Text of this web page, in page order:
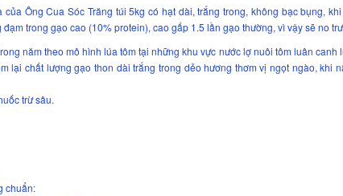
Ông Cua Sóc Trăng túi 5kg có hạt dài, trắng trong, không bạc bụng,
trong gạo cao (10% protein), cao gấp 1.5 lần gạo thường, vì vậy sẽ no
năm theo mô hình lúa tôm tại những khu vực nước lợ nuôi tôm luân
lại chất lượng gạo thon dài trắng trong dẻo hương thơm vị ngọt ngào, khi
trừ sâu.
chuẩn: